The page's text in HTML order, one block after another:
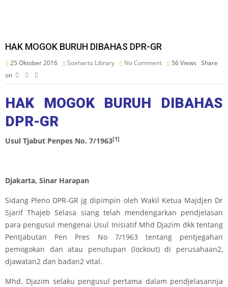
HAK MOGOK BURUH DIBAHAS DPR-GR
25 Oktober 2016 Soeharto Library No Comment 56Views Share
on
HAK MOGOK BURUH DIBAHAS
DPR-GR
Usul Tjabut Penpes No. 7/1963[1]
Djakarta, Sinar Harapan
Sidang Pleno DPR-GR jg dipimpin oleh Wakil Ketua Majdjen Dr
Sjarif Thajeb Selasa siang telah mendengarkan pendjelasan
para pengusul mengenai Usul Inisiatif Mhd Djazim dkk tentang
Pentjabutan Pen Pres No 7/1963 tentang pentjegahan
pemogokan dan atau penutupan (lockout) di perusahaan2,
djawatan2 dan badan2 vital.
Mhd. Djazim selaku pengusul pertama dalam pendjelasannja